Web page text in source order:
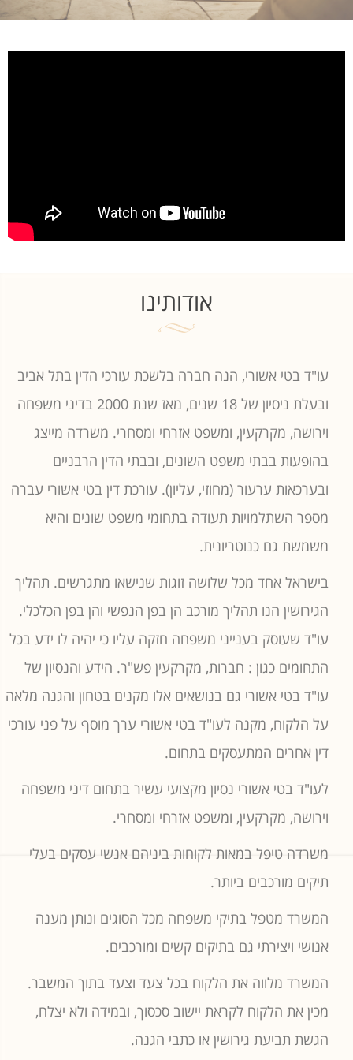
אודותינו
עו"ד בטי אשורי, הנה חברה בלשכת עורכי הדין בתל אביב
ובעלת ניסיון של 18 שנים, מאז שנת 2000 בדיני משפחה
וירושה, מקרקעין, ומשפט אזרחי ומסחרי. משרדה מייצג
בהופעות בבתי משפט השונים, ובבתי הדין הרבניים
ובערכאות ערעור (מחוזי, עליון). עורכת דין בטי אשורי עברה
מספר השתלמויות תעודה בתחומי משפט שונים והיא
משמשת גם כנוטריונית.
בישראל אחד מכל שלושה זוגות שנישאו מתגרשים. תהליך
הגירושין הנו תהליך מורכב הן בפן הנפשי והן בפן הכלכלי.
עו"ד שעוסק בענייני משפחה חזקה עליו כי יהיה לו ידע בכל
התחומים כגון : חברות, מקרקעין פש"ר. הידע והנסיון של
עו"ד בטי אשורי גם בנושאים אלו מקנים בטחון והגנה מלאה
על הלקוח, מקנה לעו"ד בטי אשורי ערך מוסף על פני עורכי
דין אחרים המתעסקים בתחום.
לעו"ד בטי אשורי נסיון מקצועי עשיר בתחום דיני משפחה
וירושה, מקרקעין, ומשפט אזרחי ומסחרי.
משרדה טיפל במאות לקוחות ביניהם אנשי עסקים בעלי
תיקים מורכבים ביותר.
המשרד מטפל בתיקי משפחה מכל הסוגים ונותן מענה
אנושי ויצירתי גם בתיקים קשים ומורכבים.
המשרד מלווה את הלקוח בכל צעד וצעד בתוך המשבר.
מכין את הלקוח לקראת יישוב סכסוך, ובמידה ולא יצלח,
הגשת תביעת גירושין או כתבי הגנה.